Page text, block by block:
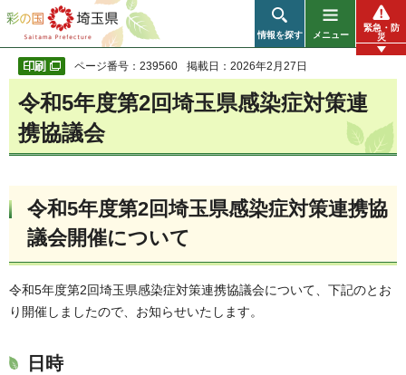
彩の国 埼玉県
情報を探す メニュー
緊急・防
災
ページ番号：239560 掲載日：2026年2月27日
令和5年度第2回埼玉県感染症対策連
携協議会
令和5年度第2回埼玉県感染症対策連携協
議会開催について
令和5年度第2回埼玉県感染症対策連携協議会について、下記のとお
り開催しましたので、お知らせいたします。
日時